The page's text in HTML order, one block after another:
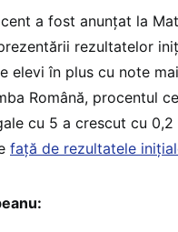
a fost anunțat la
rezultatelor
elevi în plus cu note
Română, procentul
cu 5 a crescut cu
față de rezultatele